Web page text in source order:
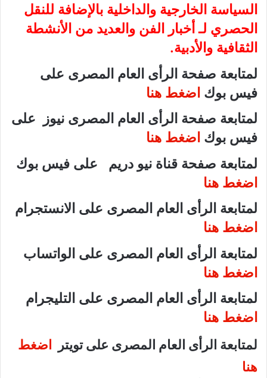
السياسة الخارجية والداخلية بالإضافة للنقل
الحصري لـ أخبار الفن والعديد من الأنشطة
الثقافية والأدبية.
لمتابعة صفحة الرأى العام المصرى على
فيس بوك اضغط هنا
لمتابعة صفحة الرأى العام المصرى نيوز على
فيس بوك اضغط هنا
لمتابعة صفحة قناة نيو دريم على فيس بوك
اضغط هنا
لمتابعة الرأى العام المصرى على الانستجرام
اضغط هنا
لمتابعة الرأى العام المصرى على الواتساب
اضغط هنا
لمتابعة الرأى العام المصرى على التليجرام
اضغط هنا
لمتابعة الرأى العام المصرى على تويتر اضغط
هنا